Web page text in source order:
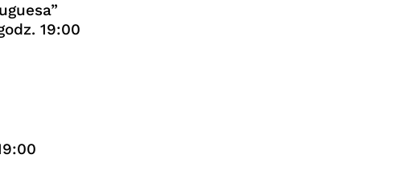
19:00